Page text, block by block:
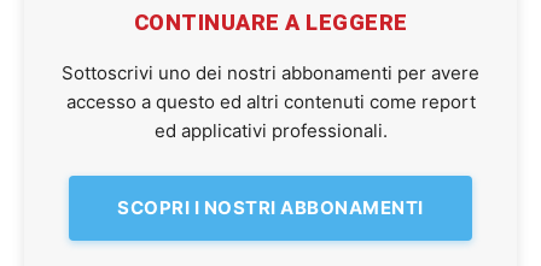
CONTINUARE A LEGGERE
Sottoscrivi uno dei nostri abbonamenti per avere
accesso a questo ed altri contenuti come report
ed applicativi professionali.
SCOPRI I NOSTRI ABBONAMENTI